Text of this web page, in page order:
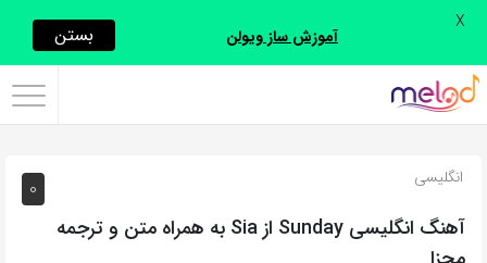
اشتراک
با
روش‌های
زیر
0 انگلیسی
آهنگ انگلیسی Sunday از Sia به همراه متن و ترجمه
آموزش ساز ویولن بستن X